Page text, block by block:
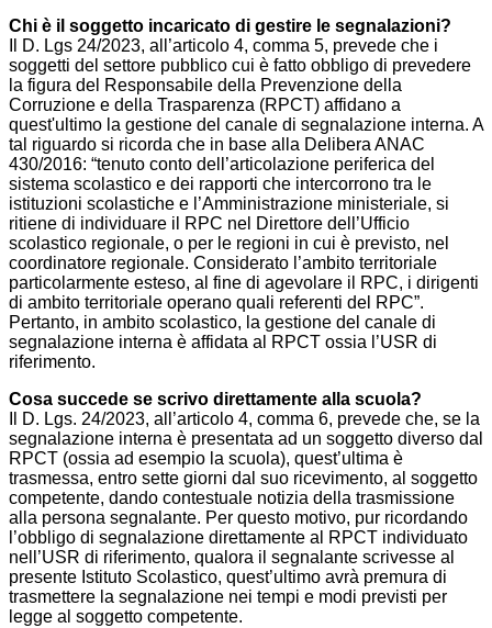
Chi è il soggetto incaricato di gestire le segnalazioni?
Il D. Lgs 24/2023, all’articolo 4, comma 5, prevede che i
soggetti del settore pubblico cui è fatto obbligo di prevedere
la figura del Responsabile della Prevenzione della
Corruzione e della Trasparenza (RPCT) affidano a
quest'ultimo la gestione del canale di segnalazione interna. A
tal riguardo si ricorda che in base alla Delibera ANAC
430/2016: “tenuto conto dell’articolazione periferica del
sistema scolastico e dei rapporti che intercorrono tra le
istituzioni scolastiche e l’Amministrazione ministeriale, si
ritiene di individuare il RPC nel Direttore dell’Ufficio
scolastico regionale, o per le regioni in cui è previsto, nel
coordinatore regionale. Considerato l’ambito territoriale
particolarmente esteso, al fine di agevolare il RPC, i dirigenti
di ambito territoriale operano quali referenti del RPC”.
Pertanto, in ambito scolastico, la gestione del canale di
segnalazione interna è affidata al RPCT ossia l’USR di
riferimento.
Cosa succede se scrivo direttamente alla scuola?
Il D. Lgs. 24/2023, all’articolo 4, comma 6, prevede che, se la
segnalazione interna è presentata ad un soggetto diverso dal
RPCT (ossia ad esempio la scuola), quest’ultima è
trasmessa, entro sette giorni dal suo ricevimento, al soggetto
competente, dando contestuale notizia della trasmissione
alla persona segnalante. Per questo motivo, pur ricordando
l’obbligo di segnalazione direttamente al RPCT individuato
nell’USR di riferimento, qualora il segnalante scrivesse al
presente Istituto Scolastico, quest’ultimo avrà premura di
trasmettere la segnalazione nei tempi e modi previsti per
legge al soggetto competente.